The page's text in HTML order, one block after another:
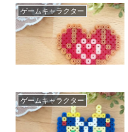
ゲームキャラクター
ゲームキャラクター